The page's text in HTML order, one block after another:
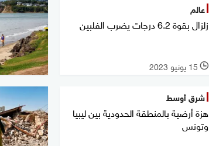
عالم
زلزال بقوة 6.2 درجات يضرب الفلبين
l 15 يونيو 2023
شرق أوسط
هزة أرضية بالمنطقة الحدودية بين ليبيا
وتونس